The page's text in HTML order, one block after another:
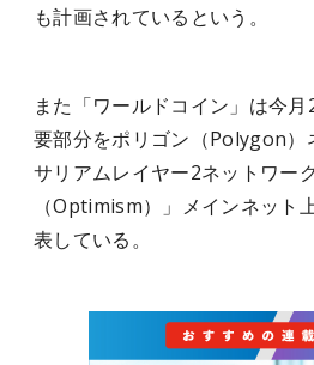
も計画されているという。
また「ワールドコイン」は今
要部分をポリゴン（Polygon）
サリアムレイヤー2ネットワー
（Optimism）」メインネット
表している。